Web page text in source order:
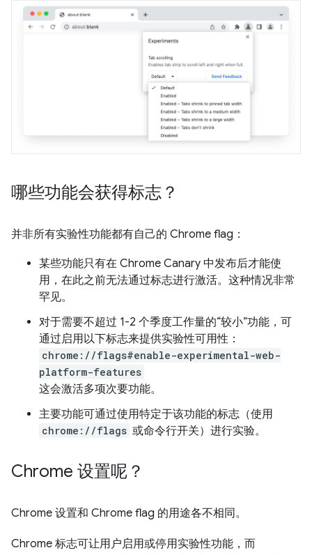
哪些功能会获得标志？
并非所有实验性功能都有自己的 Chrome flag：
某些功能只有在 Chrome Canary 中发布后才能使
用，在此之前无法通过标志进行激活。这种情况非常
罕见。
对于需要不超过 1-2 个季度工作量的“较小”功能，可
通过启用以下标志来提供实验性可用性：
chrome://flags#enable-experimental-web-
platform-features
这会激活多项次要功能。
主要功能可通过使用特定于该功能的标志（使用
chrome://flags 或命令行开关）进行实验。
Chrome 设置呢？
Chrome 设置和 Chrome flag 的用途各不相同。
Chrome 标志可让用户启用或停用实验性功能，而